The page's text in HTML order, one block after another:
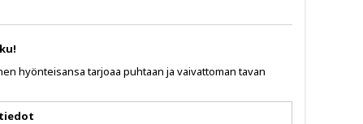
hyönteisansa tarjoaa puhtaan ja vaivattoman tavan